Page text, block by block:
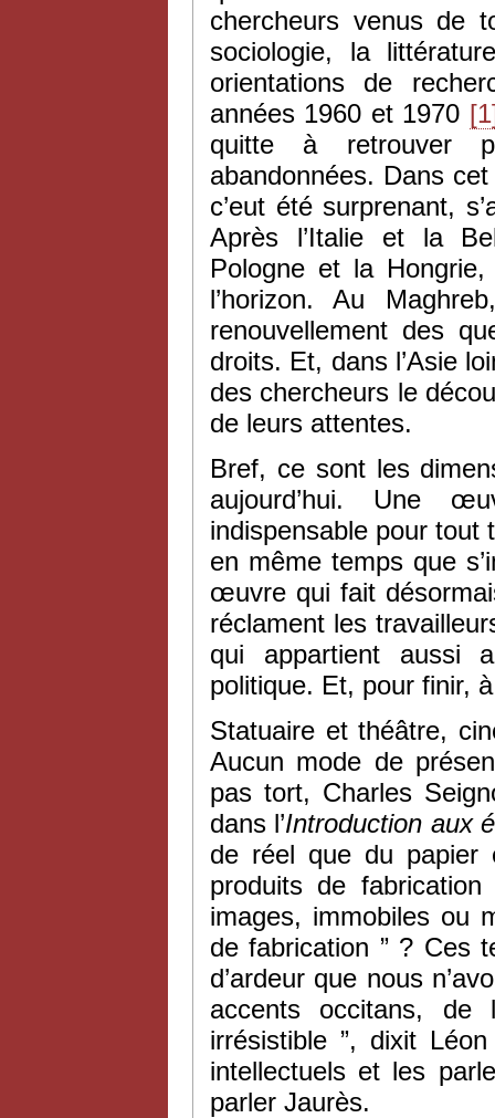
chercheurs venus de
sociologie, la
orientations de
années 1960 et 1970
quitte à retrouver
abandonnées. Dans
c’eut été surprenant,
Après l’Italie et la
Pologne et la
l’horizon. Au
renouvellement des
droits. Et, dans l’Asie
des chercheurs le
de leurs attentes.
Bref, ce sont les
aujourd’hui. Une
indispensable pour tout
en même temps que
œuvre qui fait
réclament les
qui appartient aussi
politique. Et, pour finir,
Statuaire et théâtre,
Aucun mode de
pas tort, Charles
dans l’Introduction aux
de réel que du papier
produits de
images, immobiles ou
de fabrication ” ? Ces
d’ardeur que nous
accents occitans,
irrésistible ”, dixit
intellectuels et les
parler Jaurès.